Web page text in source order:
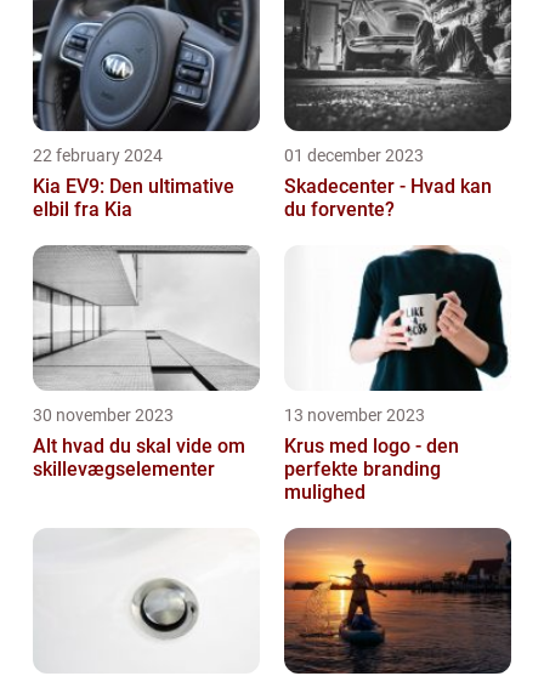
22 february 2024
Kia EV9: Den ultimative
elbil fra Kia
01 december 2023
Skadecenter - Hvad kan
du forvente?
30 november 2023
Alt hvad du skal vide om
skillevægselementer
13 november 2023
Krus med logo - den
perfekte branding
mulighed